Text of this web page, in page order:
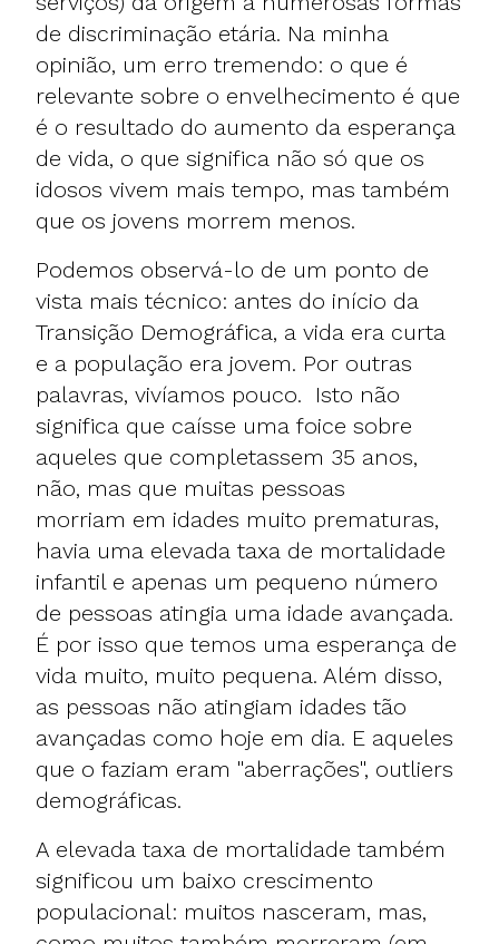
de discriminação etária. Na minha
opinião, um erro tremendo: o que é
relevante sobre o envelhecimento é que
é o resultado do aumento da esperança
de vida, o que significa não só que os
idosos vivem mais tempo, mas também
que os jovens morrem menos.
Podemos observá-lo de um ponto de
vista mais técnico: antes do início da
Transição Demográfica, a vida era curta
e a população era jovem. Por outras
palavras, vivíamos pouco. Isto não
significa que caísse uma foice sobre
aqueles que completassem 35 anos,
não, mas que muitas pessoas
morriam em idades muito prematuras,
havia uma elevada taxa de mortalidade
infantil e apenas um pequeno número
de pessoas atingia uma idade avançada.
É por isso que temos uma esperança de
vida muito, muito pequena. Além disso,
as pessoas não atingiam idades tão
avançadas como hoje em dia. E aqueles
que o faziam eram "aberrações", outliers
demográficas.
A elevada taxa de mortalidade também
significou um baixo crescimento
populacional: muitos nasceram, mas,